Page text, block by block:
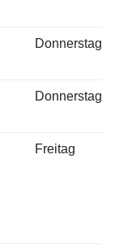
Donnerstag
Donnerstag
Freitag